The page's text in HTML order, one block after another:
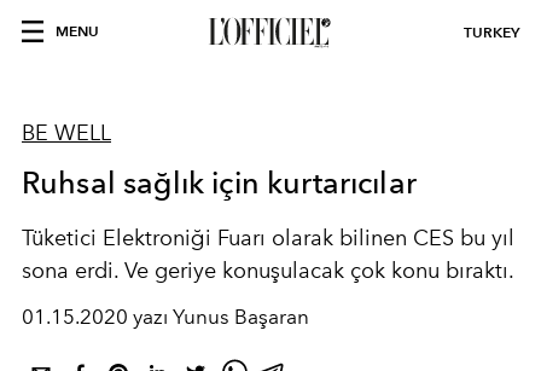
MENU TURKEY
BE WELL
Ruhsal sağlık için kurtarıcılar
Tüketici Elektroniği Fuarı olarak bilinen CES bu yıl
sona erdi. Ve geriye konuşulacak çok konu bıraktı.
01.15.2020 yazı Yunus Başaran